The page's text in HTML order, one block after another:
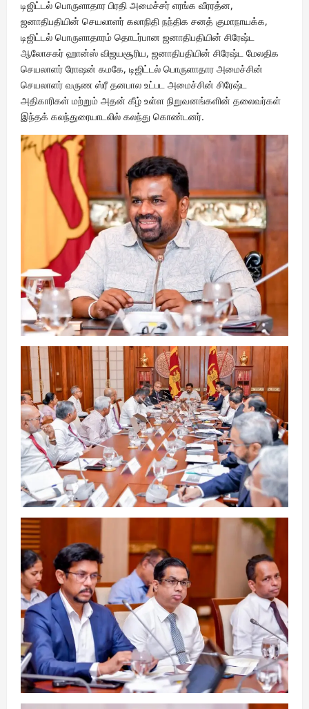
டிஜிட்டல் பொருளாதார பிரதி அமைச்சர் எரங்க வீரரத்ன,
ஜனாதிபதியின் செயலாளர் கலாநிதி நந்திக சனத் குமாநாயக்க,
டிஜிட்டல் பொருளாதாரம் தொடர்பான ஜனாதிபதியின் சிரேஷ்ட
ஆலோசகர் ஹான்ஸ் விஜயசூரிய, ஜனாதிபதியின் சிரேஷ்ட மேலதிக
செயலாளர் ரோஷன் கமகே, டிஜிட்டல் பொருளாதார அமைச்சின்
செயலாளர் வருண ஸ்ரீ தனபால உட்பட அமைச்சின் சிரேஷ்ட
அதிகாரிகள் மற்றும் அதன் கீழ் உள்ள நிறுவனங்களின் தலைவர்கள்
இந்தக் கலந்துரையாடலில் கலந்து கொண்டனர்.